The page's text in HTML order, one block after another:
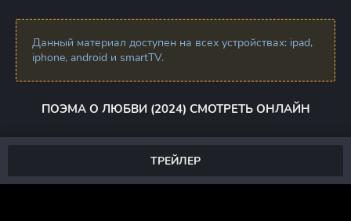
Данный материал доступен на всех устройствах: ipad,
iphone, android и smartTV.
ПОЭМА О ЛЮБВИ (2024) СМОТРЕТЬ ОНЛАЙН
ТРЕЙЛЕР